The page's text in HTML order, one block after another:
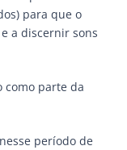
para que o
a discernir sons
como parte da
período de